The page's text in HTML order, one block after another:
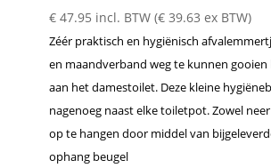
€47.95 incl. BTW (€39.63 ex BTW)
Zéér praktisch en hygiënisch
en maandverband weg te kunnen gooien
aan het damestoilet. Deze kleine
nagenoeg naast elke toiletpot. Zowel
op te hangen door middel van
ophang beugel